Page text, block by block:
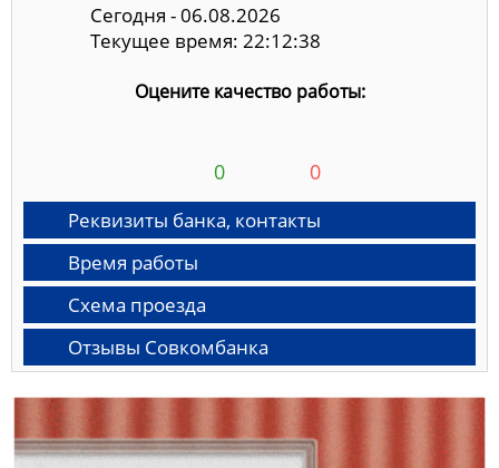
Сегодня - 06.08.2026
Текущее время: 22:12:39
Оцените качество работы:
0 0
Реквизиты банка, контакты
Время работы
Схема проезда
Отзывы Совкомбанка